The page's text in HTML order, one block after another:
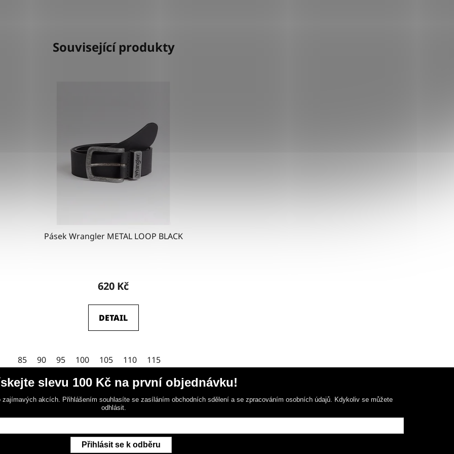
Související produkty
Pásek Wrangler METAL LOOP BLACK
hodnocení
je
4,5
hvězdiček.
620 Kč
DETAIL
85 90 95 100 105 110 115
slevu 100 Kč na první objednávku!
akcích. Přihlášením souhlasíte se zasíláním obchodních sdělení a se zpracováním osobních údajů. Kdykoliv se můžete
odhlásit.
Přihlásit se k odběru